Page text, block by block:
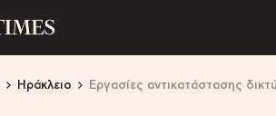
Ηράκλειο Εργασίες αντικατάστασης